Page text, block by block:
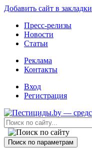
Добавить сайт в закладки
Пресс-релизы
Новости
Статьи
Реклама
Контакты
Вход
Регистрация
Поиск по параметрам